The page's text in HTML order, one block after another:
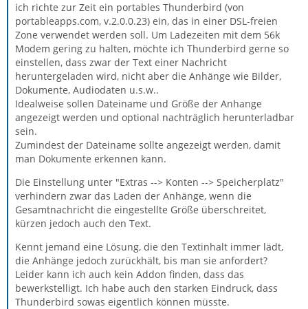
ich richte zur Zeit ein portables Thunderbird (von
portableapps.com, v.2.0.0.23) ein, das in einer DSL-freien
Zone verwendet werden soll. Um Ladezeiten mit dem 56k
Modem gering zu halten, möchte ich Thunderbird gerne so
einstellen, dass zwar der Text einer Nachricht
heruntergeladen wird, nicht aber die Anhänge wie Bilder,
Dokumente, Audiodaten u.s.w..
Idealweise sollen Dateiname und Größe der Anhange
angezeigt werden und optional nachträglich herunterladbar
sein.
Zumindest der Dateiname sollte angezeigt werden, damit
man Dokumente erkennen kann.
Die Einstellung unter "Extras --> Konten --> Speicherplatz"
verhindern zwar das Laden der Anhänge, wenn die
Gesamtnachricht die eingestellte Größe überschreitet,
kürzen jedoch auch den Text.
Kennt jemand eine Lösung, die den Textinhalt immer lädt,
die Anhänge jedoch zurückhält, bis man sie anfordert?
Leider kann ich auch kein Addon finden, dass das
bewerkstelligt. Ich habe auch den starken Eindruck, dass
Thunderbird sowas eigentlich können müsste.